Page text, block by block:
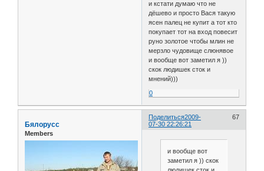
и кстати думаю что не
дёшево и просто Вася такую
ясен палец не купит а тот кто
покупает тот на вход повесит
руно золотое чтобы млин не
мерзло чудовище слюнявое
и вообще вот заметил я ))
скок людишек сток и
мнений)))
0
Поделиться 67
2009-
07-30 22:26:21
Бялорусс
Members
и вообще вот
заметил я )) скок